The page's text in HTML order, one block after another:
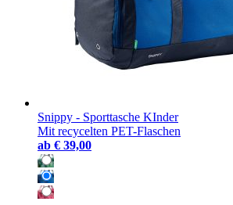
Snippy - Sporttasche KInder
Mit recycelten PET-Flaschen
ab € 39,00